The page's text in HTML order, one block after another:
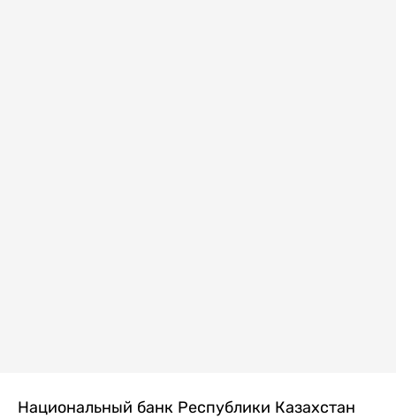
Национальный банк Республики Казахстан